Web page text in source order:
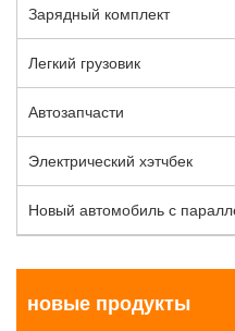
Зарядный комплект
Легкий грузовик
Автозапчасти
Электрический хэтчбек
Новый автомобиль с
новые продукты